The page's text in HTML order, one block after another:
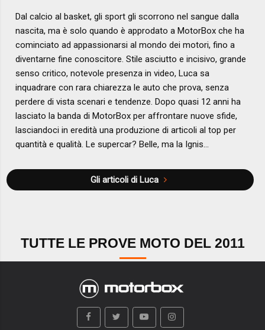
Dal calcio al basket, gli sport gli scorrono nel sangue dalla
nascita, ma è solo quando è approdato a MotorBox che ha
cominciato ad appassionarsi al mondo dei motori, fino a
diventarne fine conoscitore. Stile asciutto e incisivo, grande
senso critico, notevole presenza in video, Luca sa
inquadrare con rara chiarezza le auto che prova, senza
perdere di vista scenari e tendenze. Dopo quasi 12 anni ha
lasciato la banda di MotorBox per affrontare nuove sfide,
lasciandoci in eredità una produzione di articoli al top per
quantità e qualità. Le supercar? Belle, ma la Ignis...
Gli articoli di Luca
TUTTE LE PROVE MOTO DEL 2011